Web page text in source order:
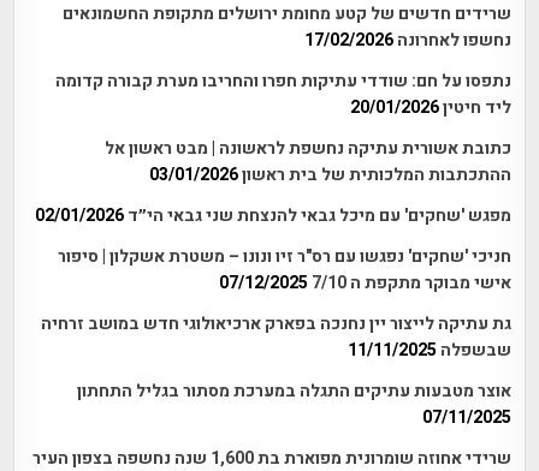
שרידים חדשים של קטע מחומת ירושלים מתקופת החשמונאים
נחשפו לאחרונה 17/02/2026
נתפסו על חם: שודדי עתיקות חפרו והחריבו מערת קבורה קדומה
ליד חיטין20/01/2026
כתובת אשורית עתיקה נחשפת לראשונה | מבט ראשון אל
ההתכתבות המלכותית של בית ראשון03/01/2026
מפגש 'שחקים' עם מיכל גבאי להנצחת שני גבאי הי״ד 02/01/2026
חניכי 'שחקים' נפגשו עם רס"ר זיו ונונו – משטרת אשקלון | סיפור
אישי מבוקר מתקפת ה 7/10
07/12/2025
גת עתיקה לייצור יין נחנכה בפארק ארכיאולוגי חדש במושב זרחיה
שבשפלה 11/11/2025
אוצר מטבעות עתיקים התגלה במערכת מסתור בגליל התחתון
07/11/2025
שרידי אחוזה שומרונית מפוארת בת 1,600 שנה נחשפה בצפון העיר